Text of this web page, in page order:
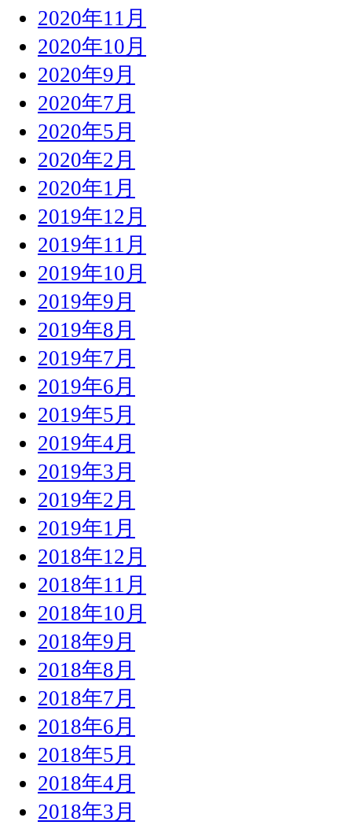
2020年11月
2020年10月
2020年9月
2020年7月
2020年5月
2020年2月
2020年1月
2019年12月
2019年11月
2019年10月
2019年9月
2019年8月
2019年7月
2019年6月
2019年5月
2019年4月
2019年3月
2019年2月
2019年1月
2018年12月
2018年11月
2018年10月
2018年9月
2018年8月
2018年7月
2018年6月
2018年5月
2018年4月
2018年3月